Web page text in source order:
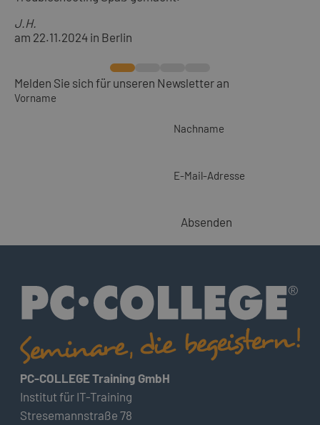
J.H.
am 22.11.2024 in Berlin
Melden Sie sich für unseren Newsletter an
Vorname
Nachname
E-Mail-Adresse
Absenden
PC-COLLEGE Training GmbH
Institut für IT-Training
Stresemannstraße 78